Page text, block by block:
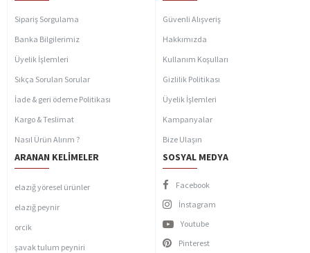
Sipariş Sorgulama
Banka Bilgilerimiz
Üyelik İşlemleri
Sıkça Sorulan Sorular
İade & geri ödeme Politikası
Kargo & Teslimat
Nasıl Ürün Alırım ?
Güvenli Alışveriş
Hakkımızda
Kullanım Koşulları
Gizlilik Politikası
Üyelik İşlemleri
Kampanyalar
Bize Ulaşın
ARANAN KELIMELER
elazığ yöresel ürünler
elazığ peynir
orcik
şavak tulum peyniri
SOSYAL MEDYA
Facebook
İnstagram
Youtube
Pinterest